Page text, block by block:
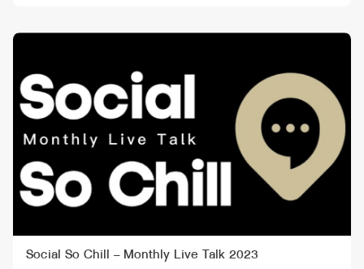
Social So Chill – Monthly Live Talk 2023